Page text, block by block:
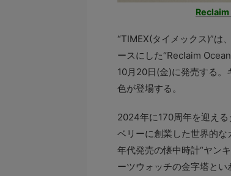
Reclaim
“TIMEX(タイメックス)”は
ースにした“Reclaim
10月20日(金)に発売する。
色が登場する。
2024年に170周年を迎える
ベリーに創業した世界的
年代発売の懐中時計“ヤン
ーツウォッチの金字塔とい